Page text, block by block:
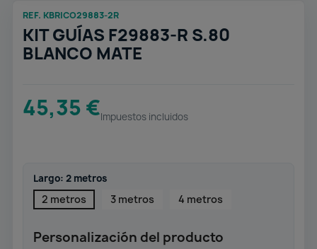
REF. KBRICO29883-2R
KIT GUÍAS F29883-R S.80
BLANCO MATE
45,35 €Impuestos incluidos
Largo: 2 metros
2 metros 3 metros 4 metros
Personalización del producto